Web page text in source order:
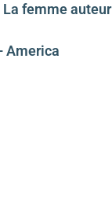
La femme auteur
America